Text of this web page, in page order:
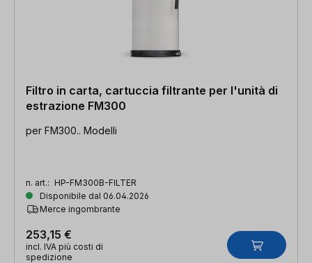
Filtro in carta, cartuccia filtrante per l'unità di
estrazione FM300
per FM300.. Modelli
n. art.: HP-FM300B-FILTER
Disponibile dal 06.04.2026
Merce ingombrante
253,15 €
incl. IVA più costi di
spedizione